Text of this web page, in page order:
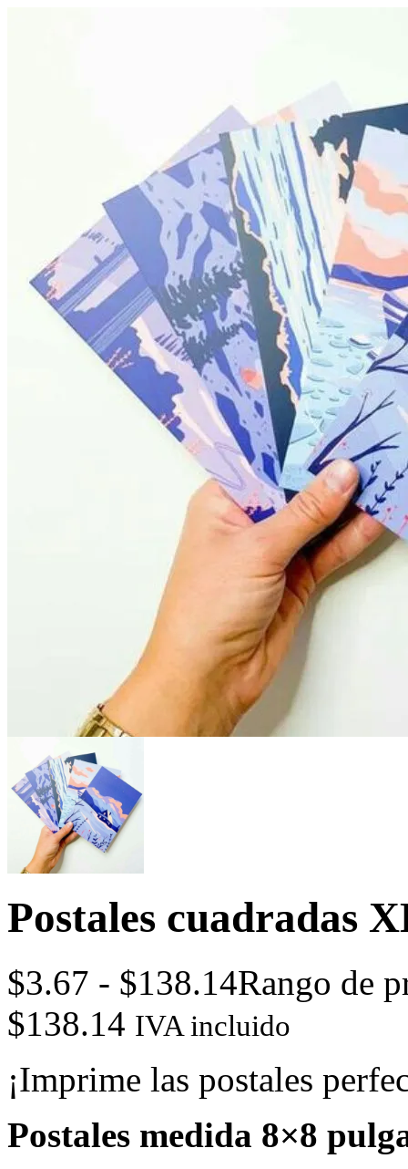
Postales cuadradas
$3.67 - $138.14Rango de
$138.14 IVA incluido
¡Imprime las postales
Postales medida 8×8